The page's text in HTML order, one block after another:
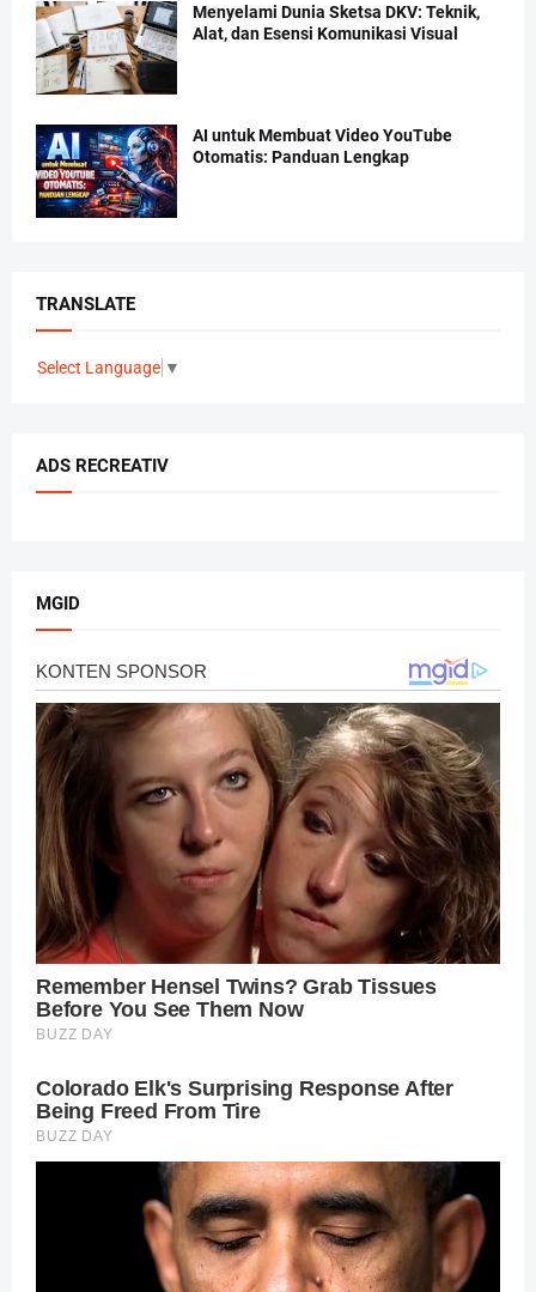
Menyelami Dunia Sketsa DKV: Teknik,
Alat, dan Esensi Komunikasi Visual
AI untuk Membuat Video YouTube
Otomatis: Panduan Lengkap
TRANSLATE
Select Language ▼
ADS RECREATIV
MGID